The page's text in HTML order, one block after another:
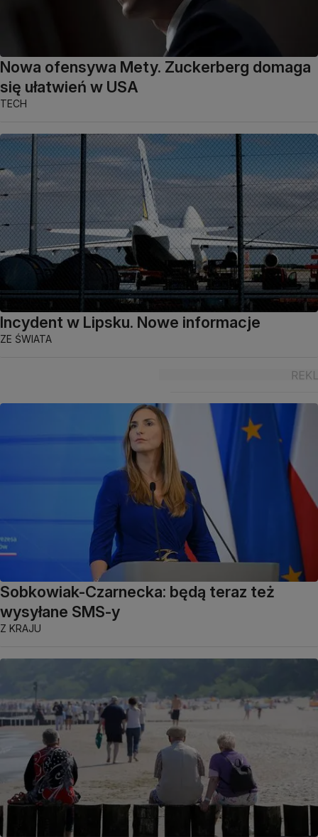
Nowa ofensywa Mety. Zuckerberg domaga
się ułatwień w USA
TECH
Incydent w Lipsku. Nowe informacje
ZE ŚWIATA
Sobkowiak-Czarnecka: będą teraz też
wysyłane SMS-y
Z KRAJU